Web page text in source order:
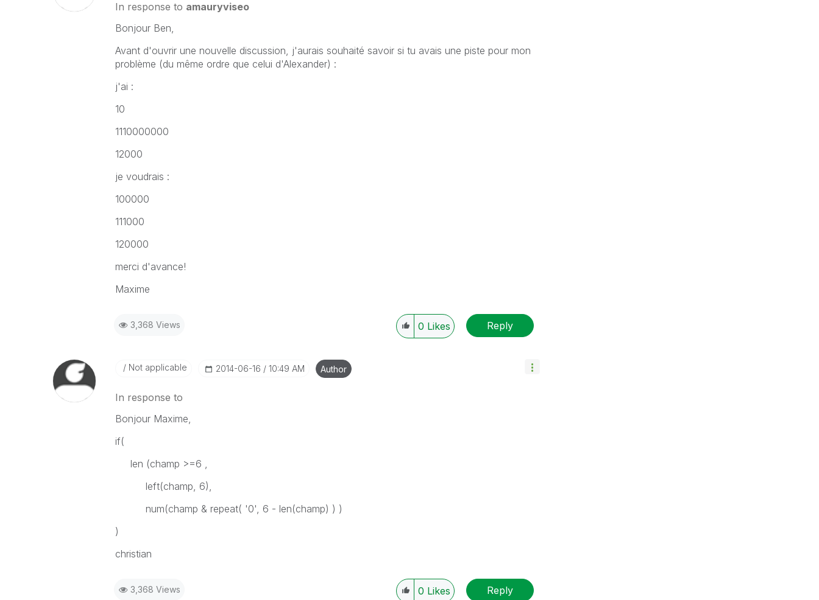
In response to amauryviseo
Bonjour Ben,
Avant d'ouvrir une nouvelle discussion, j'aurais souhaité savoir si tu avais une piste pour mon
problème (du même ordre que celui d'Alexander) :
j'ai :
10
1110000000
12000
je voudrais :
100000
111000
120000
merci d'avance!
Maxime
3,368 Views 0 Likes Reply
Not applicable ‎2014-06-16 10:49 AM Author
In response to
Bonjour Maxime,
if(
len (champ >=6 ,
left(champ, 6),
num(champ & repeat( '0', 6 - len(champ) ) )
)
christian
3,368 Views 0 Likes Reply